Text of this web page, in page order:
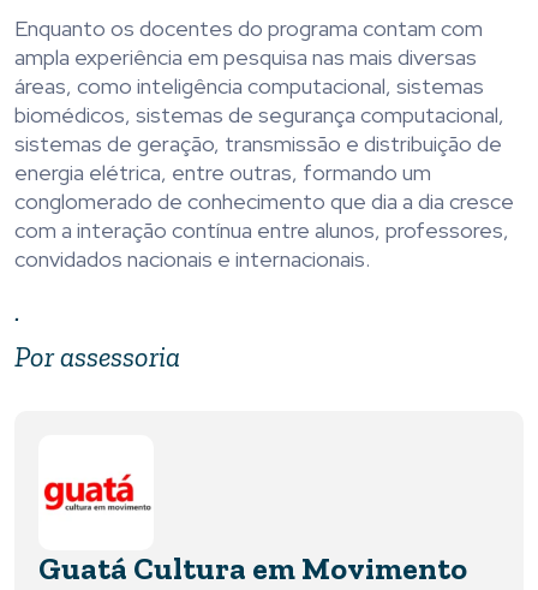
Enquanto os docentes do programa contam com
ampla experiência em pesquisa nas mais diversas
áreas, como inteligência computacional, sistemas
biomédicos, sistemas de segurança computacional,
sistemas de geração, transmissão e distribuição de
energia elétrica, entre outras, formando um
conglomerado de conhecimento que dia a dia cresce
com a interação contínua entre alunos, professores,
convidados nacionais e internacionais.
.
Por assessoria
Guatá Cultura em Movimento